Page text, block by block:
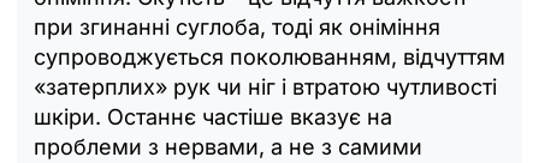
при згинанні суглоба, тоді як оніміння
супроводжується поколюванням, відчуттям
«затерплих» рук чи ніг і втратою чутливості
шкіри. Останнє частіше вказує на
проблеми з нервами, а не з самими